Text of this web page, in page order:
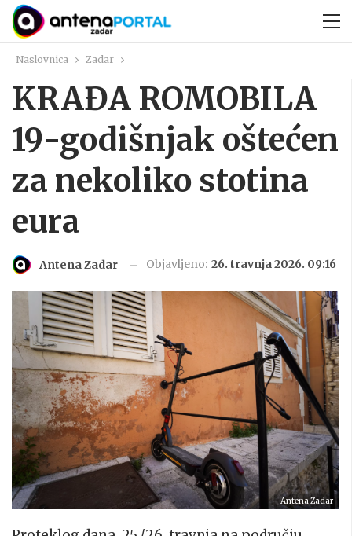
Naslovnica Zadar
KRAĐA ROMOBILA
19-godišnjak oštećen
za nekoliko stotina
eura
Antena Zadar Objavljeno: 26. travnja 2026. 09:16
Antena Zadar